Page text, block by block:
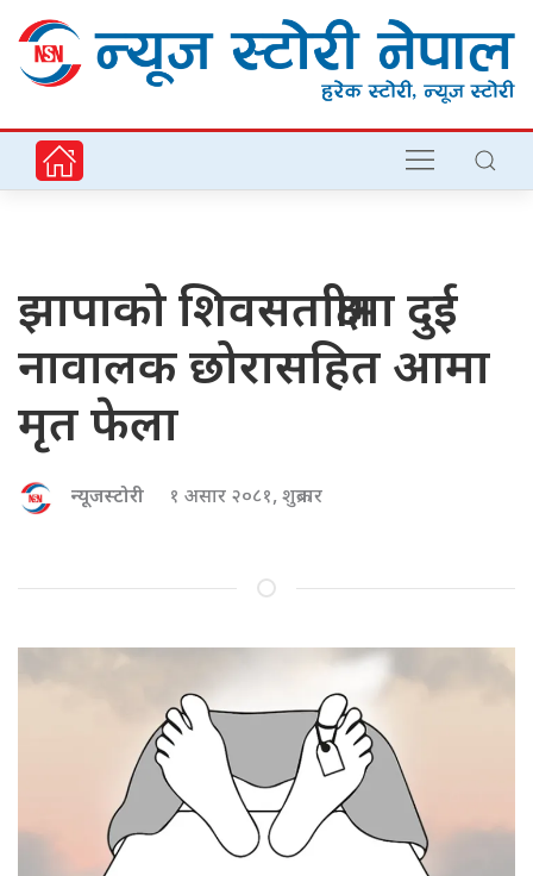
झापाको शिवसताक्षीमा दुई
नावालक छोरासहित आमा
मृत फेला
न्यूजस्टोरी १ असार २०८१, शुक्रबार